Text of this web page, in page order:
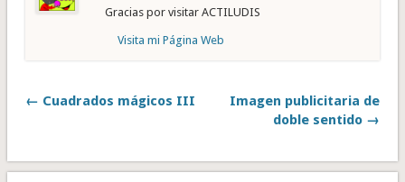
Gracias por visitar ACTILUDIS
Visita mi Página Web
← Cuadrados mágicos III
Imagen publicitaria de
doble sentido →